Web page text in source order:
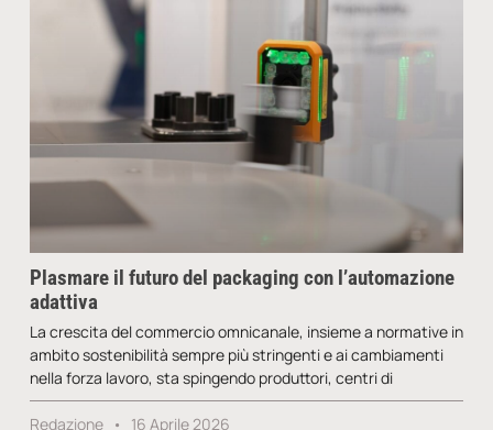
Plasmare il futuro del packaging con l’automazione
adattiva
La crescita del commercio omnicanale, insieme a normative in
ambito sostenibilità sempre più stringenti e ai cambiamenti
nella forza lavoro, sta spingendo produttori, centri di
Redazione 16 Aprile 2026